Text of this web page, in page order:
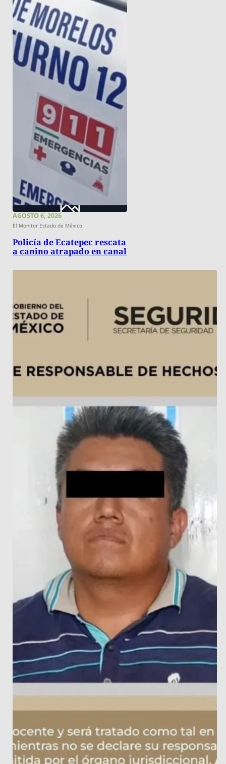
AGOSTO 6, 2026
El Monitor Estado de México
Policía de Ecatepec rescata
a canino atrapado en canal